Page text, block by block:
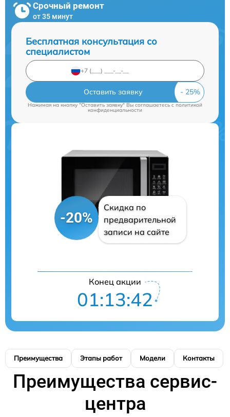
Срочный ремонт
от 35 минут
Бесплатная консультация со
специалистом
Оставить заявку
Нажимая на кнопку "Оставить заявку" Вы соглашаетесь cполитикой
конфиденциальности
-20%
Скидка по
предварительной
записи на сайте
Конец акции
01:13:41
Преимущества Этапы работ Модели Контакты
Преимущества сервис-
центра